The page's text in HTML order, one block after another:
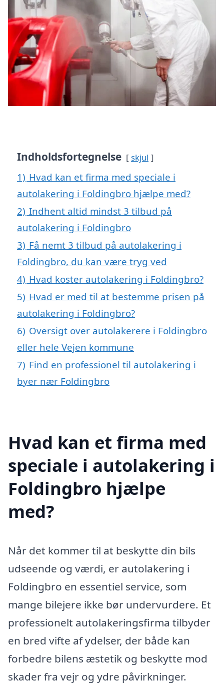
Indholdsfortegnelse skjul
1) Hvad kan et firma med speciale i
autolakering i Foldingbro hjælpe med?
2) Indhent altid mindst 3 tilbud på
autolakering i Foldingbro
3) Få nemt 3 tilbud på autolakering i
Foldingbro, du kan være tryg ved
4) Hvad koster autolakering i Foldingbro?
5) Hvad er med til at bestemme prisen på
autolakering i Foldingbro?
6) Oversigt over autolakerere i Foldingbro
eller hele Vejen kommune
7) Find en professionel til autolakering i
byer nær Foldingbro
Hvad kan et firma med
speciale i autolakering i
Foldingbro hjælpe
med?
Når det kommer til at beskytte din bils
udseende og værdi, er autolakering i
Foldingbro en essentiel service, som
mange bilejere ikke bør undervurdere. Et
professionelt autolakeringsfirma tilbyder
en bred vifte af ydelser, der både kan
forbedre bilens æstetik og beskytte mod
skader fra vejr og ydre påvirkninger.